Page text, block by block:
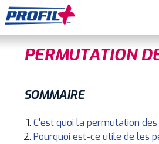
PERMUTATION
SOMMAIRE
C'est quoi la permutation des
Pourquoi est-ce utile de les